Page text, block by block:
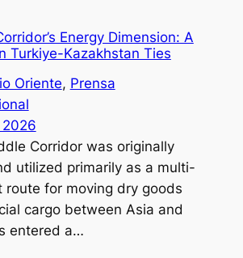
Energy Dimension: A
Turkiye-Kazakhstan Ties
Oriente, Prensa
Corridor was originally
utilized primarily as a multi-
route for moving dry goods
cargo between Asia and
entered a…